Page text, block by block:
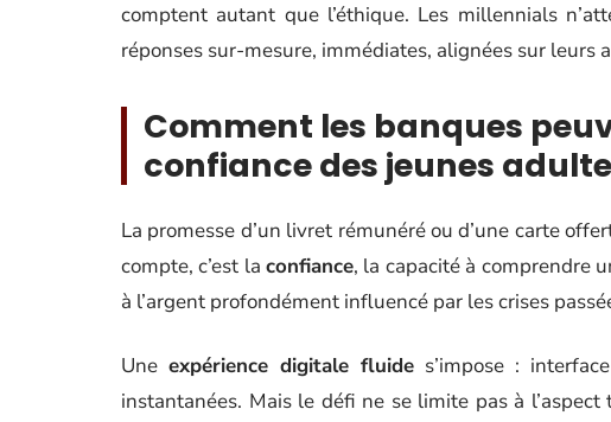
comptent autant que l’éthique. Les millennials
réponses sur-mesure, immédiates, alignées sur leurs
Comment les banques
confiance des jeunes
La promesse d’un livret rémunéré ou d’une carte
compte, c’est laconfiance, la capacité à comprendre
à l’argent profondément influencé par les crises
Une expérience digitale fluide s’impose :
instantanées. Mais le défi ne se limite pas à